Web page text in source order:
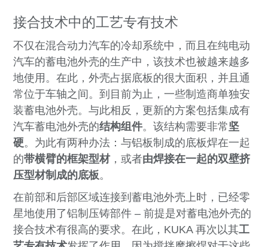
接合技术中的工艺专有技术
不仅在混合动力汽车的冷却系统中，而且在纯电动
汽车的蓄电池外壳的生产中，该技术也被越来越多
地使用。在此，外壳占据底板的很大面积，并且通
常位于车轴之间。到目前为止，一些制造商单独安
装蓄电池外壳。与此相反，更新的方案包括集成有
汽车蓄电池外壳的结构组件。该结构需要非常坚
硬。为此有两种办法：与铝板制成的底板焊在一起
的带横臂的框架型材，或者由焊接在一起的双壁挤
压型材制成的底板。
在前部和后部区域连接到蓄电池外壳上时，已经零
星地使用了铝制压铸部件 – 前提是对蓄电池外壳的
接合技术有很高的要求。在此，KUKA 再次以其工